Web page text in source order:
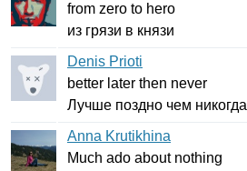
from zero to hero
из грязи в князи
Denis Prioti
better later then never
Лучше поздно чем никогда
Anna Krutikhina
Much ado about nothing